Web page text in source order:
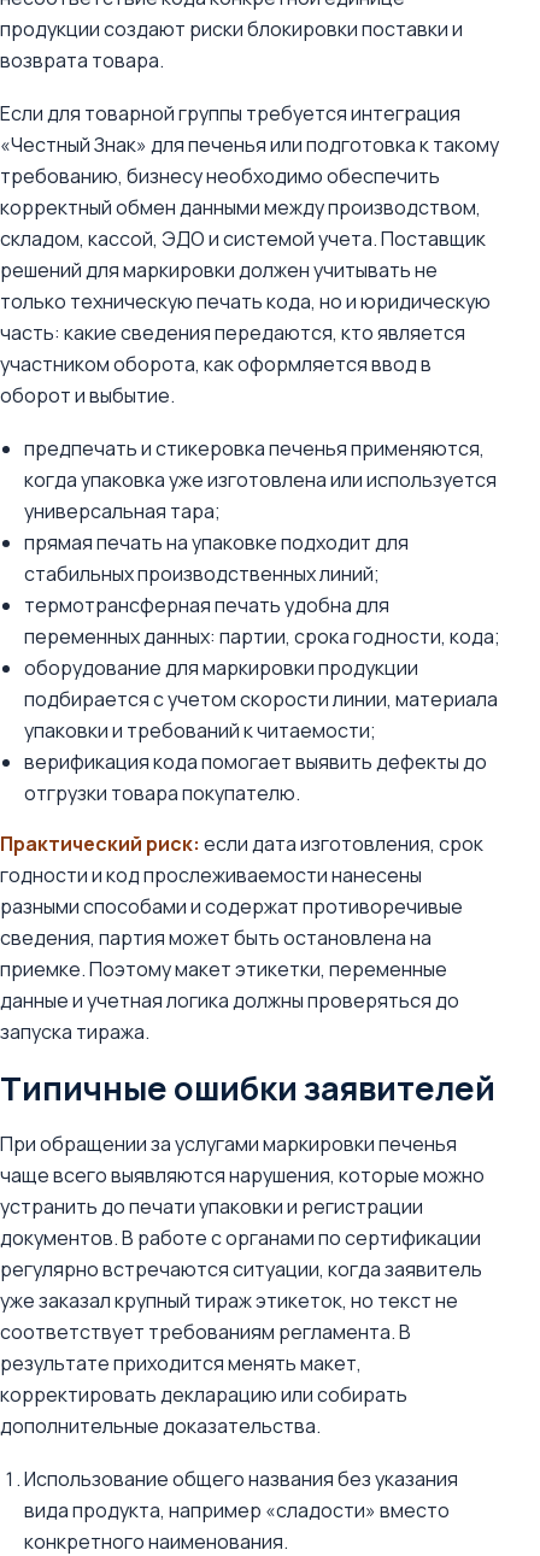
продукции создают риски блокировки поставки и
возврата товара.
Если для товарной группы требуется интеграция
«Честный Знак» для печенья или подготовка к такому
требованию, бизнесу необходимо обеспечить
корректный обмен данными между производством,
складом, кассой, ЭДО и системой учета. Поставщик
решений для маркировки должен учитывать не
только техническую печать кода, но и юридическую
часть: какие сведения передаются, кто является
участником оборота, как оформляется ввод в
оборот и выбытие.
предпечать и стикеровка печенья применяются,
когда упаковка уже изготовлена или используется
универсальная тара;
прямая печать на упаковке подходит для
стабильных производственных линий;
термотрансферная печать удобна для
переменных данных: партии, срока годности, кода;
оборудование для маркировки продукции
подбирается с учетом скорости линии, материала
упаковки и требований к читаемости;
верификация кода помогает выявить дефекты до
отгрузки товара покупателю.
Практический риск: если дата изготовления, срок
годности и код прослеживаемости нанесены
разными способами и содержат противоречивые
сведения, партия может быть остановлена на
приемке. Поэтому макет этикетки, переменные
данные и учетная логика должны проверяться до
запуска тиража.
Типичные ошибки заявителей
При обращении за услугами маркировки печенья
чаще всего выявляются нарушения, которые можно
устранить до печати упаковки и регистрации
документов. В работе с органами по сертификации
регулярно встречаются ситуации, когда заявитель
уже заказал крупный тираж этикеток, но текст не
соответствует требованиям регламента. В
результате приходится менять макет,
корректировать декларацию или собирать
дополнительные доказательства.
Использование общего названия без указания
вида продукта, например «сладости» вместо
конкретного наименования.